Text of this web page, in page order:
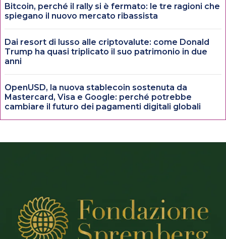
Bitcoin, perché il rally si è fermato: le tre ragioni che
spiegano il nuovo mercato ribassista
Dai resort di lusso alle criptovalute: come Donald
Trump ha quasi triplicato il suo patrimonio in due
anni
OpenUSD, la nuova stablecoin sostenuta da
Mastercard, Visa e Google: perché potrebbe
cambiare il futuro dei pagamenti digitali globali